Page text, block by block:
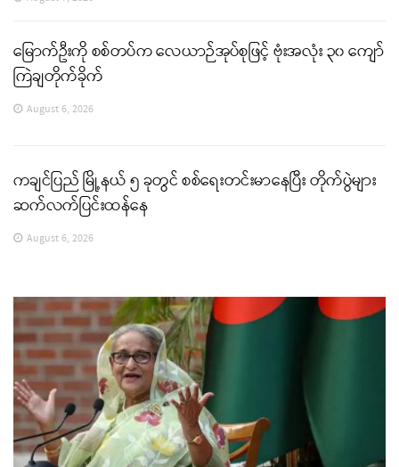
မြောက်ဦးကို စစ်တပ်က လေယာဉ်အုပ်စုဖြင့် ဗုံးအလုံး ၃၀ ကျော်
ကြဲချတိုက်ခိုက်
August 6, 2026
ကချင်ပြည် မြို့နယ် ၅ ခုတွင် စစ်ရေးတင်းမာနေပြီး တိုက်ပွဲများ
ဆက်လက်ပြင်းထန်နေ
August 6, 2026